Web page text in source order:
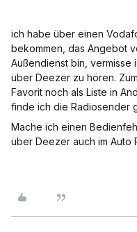
ich habe über einen
bekommen, das Angebot
Außendienst bin,
über Deezer zu hören.
Favorit noch als Liste in
finde ich die Radiosender
Mache ich einen
über Deezer auch im Auto